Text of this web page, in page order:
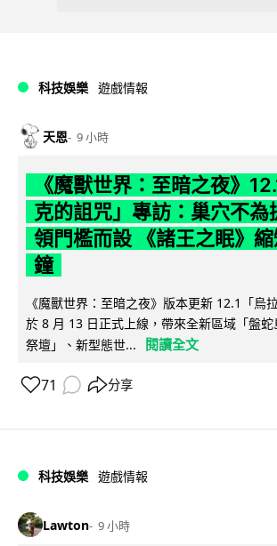
科技娛樂 遊戲情報
天恩 9 小時
《魔獸世界：至暗之夜》
克的詛咒」專訪：巢穴不為
領門檻而設 《諸王之眠》
鐘
《魔獸世界：至暗之夜》版本更新 12.1「烏
於 8 月 13 日正式上線，帶來全新區域「盤
祭壇」、新型態世...
閱讀全文
71 分享
科技娛樂 遊戲情報
Lawton 9 小時